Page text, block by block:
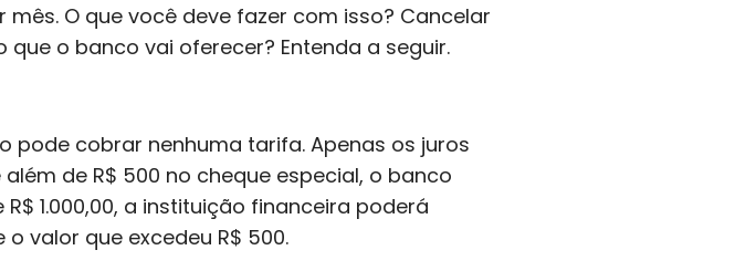
O que você deve fazer com isso? Cancelar
que o banco vai oferecer? Entenda a seguir.
pode cobrar nenhuma tarifa. Apenas os juros
de R$ 500 no cheque especial, o banco
1.000,00, a instituição financeira poderá
o valor que excedeu R$ 500.